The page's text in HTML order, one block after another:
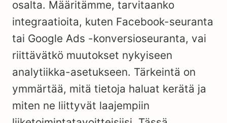
osalta. Määritämme, tarvitaanko
integraatioita, kuten Facebook-seuranta
tai Google Ads -konversioseuranta, vai
riittävätkö muutokset nykyiseen
analytiikka-asetukseen. Tärkeintä on
ymmärtää, mitä tietoja haluat kerätä ja
miten ne liittyvät laajempiin